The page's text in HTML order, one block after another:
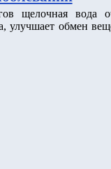
щелочная вода
улучшает обмен